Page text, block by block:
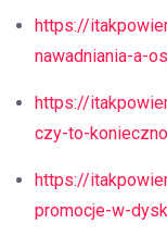
https://
nawadniania-a-
https://
czy-to-
https://
promocje-w-